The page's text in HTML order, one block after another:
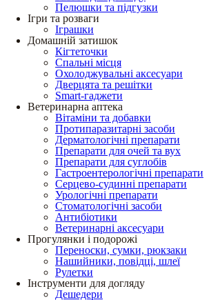
Пелюшки та підгузки
Ігри та розваги
Іграшки
Домашній затишок
Кігтеточки
Спальні місця
Охолоджувальні аксесуари
Дверцята та решітки
Smart-гаджети
Ветеринарна аптека
Вітаміни та добавки
Протипаразитарні засоби
Дерматологічні препарати
Препарати для очей та вух
Препарати для суглобів
Гастроентерологічні препарати
Серцево-судинні препарати
Урологічні препарати
Стоматологічні засоби
Антибіотики
Ветеринарні аксесуари
Прогулянки і подорожі
Переноски, сумки, рюкзаки
Нашийники, повідці, шлеї
Рулетки
Інструменти для догляду
Дешедери